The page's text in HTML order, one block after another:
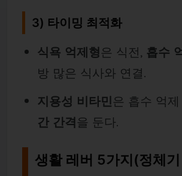
3) 타이밍 최적화
식욕 억제형은 식전, 흡수
방 많은 식사와 연결.
지용성 비타민은 흡수 억
간 간격 을 둔다.
생활 레버 5가지(정체